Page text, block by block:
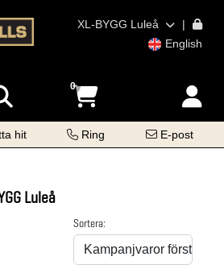
XL-BYGG Luleå
|
English
0
hit Ring E-post
Luleå
Sortera: